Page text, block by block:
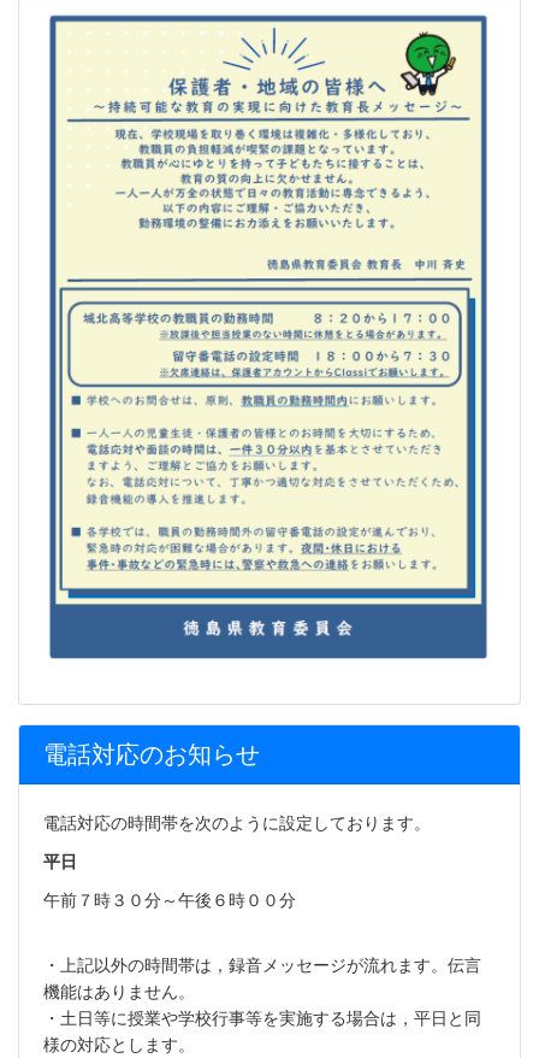
電話対応のお知らせ
電話対応の時間帯を次のように設定しております。
平日
午前７時３０分～午後６時００分
・上記以外の時間帯は，録音メッセージが流れます。伝言
機能はありません。
・土日等に授業や学校行事等を実施する場合は，平日と同
様の対応とします。